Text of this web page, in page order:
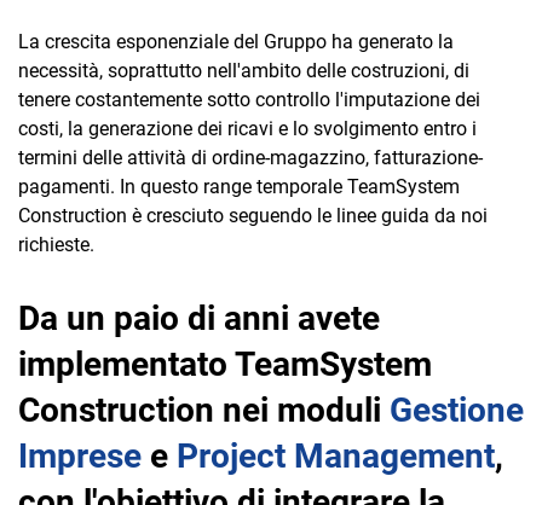
La crescita esponenziale del Gruppo ha generato la
necessità, soprattutto nell'ambito delle costruzioni, di
tenere costantemente sotto controllo l'imputazione dei
costi, la generazione dei ricavi e lo svolgimento entro i
termini delle attività di ordine-magazzino, fatturazione-
pagamenti. In questo range temporale TeamSystem
Construction è cresciuto seguendo le linee guida da noi
richieste.
Da un paio di anni avete
implementato TeamSystem
Construction nei moduli Gestione
Imprese e Project Management,